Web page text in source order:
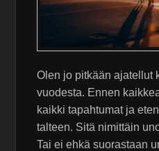
Olen jo pitkään ajatellut
vuodesta. Ennen
kaikki tapahtumat ja
talteen. Sitä nimittäin
Tai ei ehkä suorastaan